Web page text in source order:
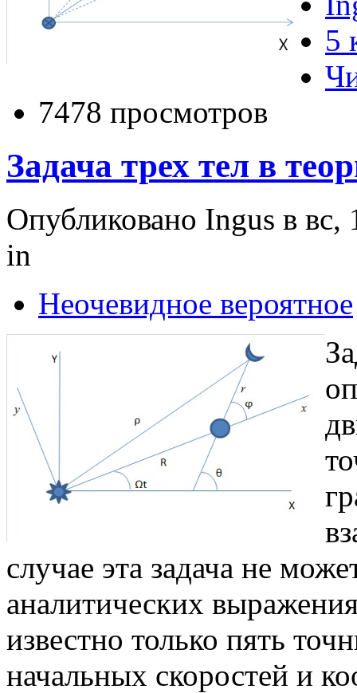
5
7478 просмотров
Задача трех тел в
Опубликовано Ingus в
in
Неочевидное вероятное
случае эта задача не
аналитических
известно только пять
начальных скоростей и